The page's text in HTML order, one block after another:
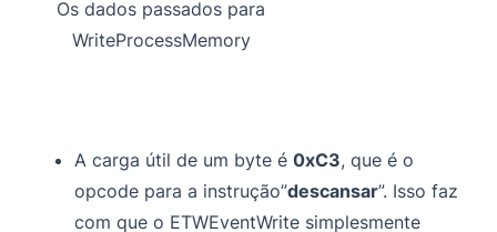
Os dados passados para
WriteProcessMemory
A carga útil de um byte é0xC3, que é o
opcode para a instrução”descansar”. Isso faz
com que o ETWEventWrite simplesmente